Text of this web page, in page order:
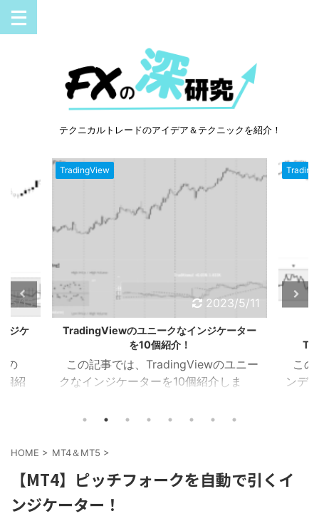
テクニカルトレードのアイデア＆テクニックを紹介！
5/11
ター
ニー
ま
ン サ
ケー
を表
TradingView
2023/5/8
マネーフローインデックス(MFI)の
TradingViewインジケーター22選！
この記事では、MFI(マネーフローイ
ンデックス)のTradingViewインジケー
フローインデックス MFIカラー マネー
ス MFIヒストグラム MFIトレンドライ
ックス MFIダイバージェンス MA＆MFI
シグナル 上位足MFI MFIボリンジャー
こ
トレ
HOME > MT4＆MT5 >
【MT4】ピッチフォークを自動で引くイ
ンジケーター！